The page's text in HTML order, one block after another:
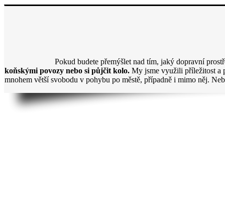
Pokud budete přemýšlet nad tím, jaký dopravní
koňskými povozy nebo si půjčit kolo. My jsme využili příležitost a
mnohem větší svobodu v pohybu po městě, případně i mimo něj.